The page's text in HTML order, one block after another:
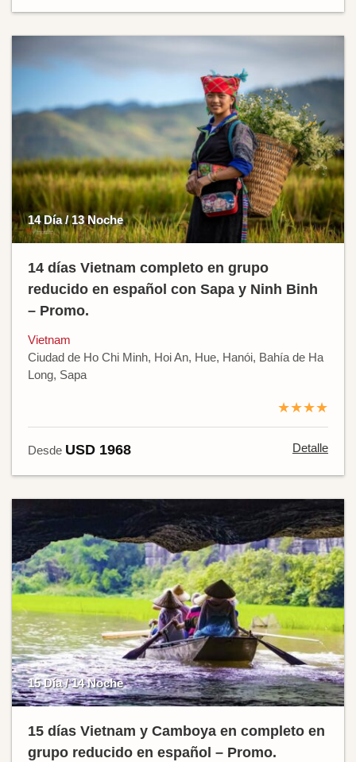
14 Día / 13 Noche
14 días Vietnam completo en grupo
reducido en español con Sapa y Ninh Binh
– Promo.
Vietnam
Ciudad de Ho Chi Minh, Hoi An, Hue, Hanói, Bahía de Ha
Long, Sapa
★★★★
Desde USD 1968 Detalle
15 Día / 14 Noche
15 días Vietnam y Camboya en completo en
grupo reducido en español – Promo.